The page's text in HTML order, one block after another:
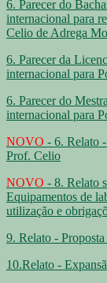
6. Parecer do
internacional para
Celio de Adrega
6. Parecer da
internacional para
6. Parecer do
internacional para
NOVO - 6. Relato
Prof. Celio
NOVO - 8. Relato
Equipamentos de
utilização e
9. Relato -
10.Relato -